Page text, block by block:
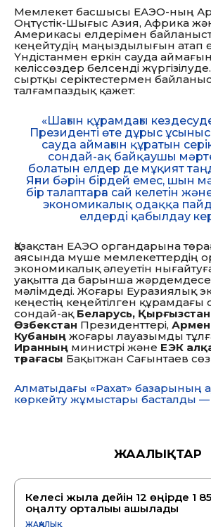
Мемлекет басшысы ЕАЭО-ның
Оңтүстік-Шығыс Азия, Африка
Америкасы елдерімен
кеңейтудің маңыздылығын атап
Үндістанмен еркін сауда
келіссөздер белсенді
сыртқы серіктестермен
талғампаздық қажет:
«Шағын құрамдағы
Президенті өте дұрыс ұсыныс
сауда аймағын құратын
сондай-ақ байқаушы
болатын елдер де мұқият
Яғни бәрін бірдей емес, шын
бір талаптарға сай келетін
экономикалық одаққа
елдерді қабылдау
Қазақстан ЕАЭО органдарына
аясында мүше мемлекеттердің
экономикалық әлеуетін
уақытта да барынша жәрдемдесе
мәлімдеді. Жоғары Еуразиялық
кеңестің кеңейтілген
сондай-ақ Беларусь,
Өзбекстан Президенттері,
Кубаның жоғары лауазымды
Иранның министрі және ЕЭК
төрағасы Бақытжан Сағынтаев сөз
Алматыдағы «Рахат» базарының
көркейту жұмыстары басталды —
ЖАҢАЛЫҚТАР
Келесі жылға дейін 12 өңірде 1
оңалту орталығы ашылады
ЖАҢАЛЫҚ